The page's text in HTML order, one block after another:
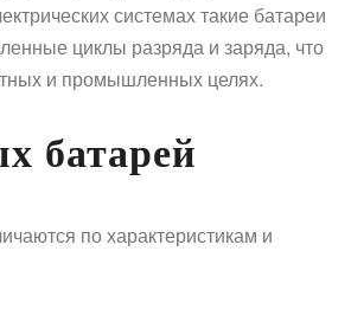
системах такие батареи
циклы разряда и заряда, что
и промышленных целях.
батарей
по характеристикам и